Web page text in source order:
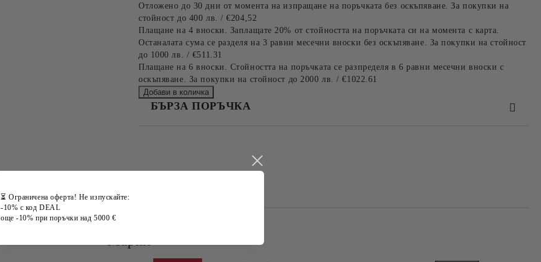
Отложено до 30 дни от момента на изпращане на поръчката без оскъпяване. За покупки на
стойност до 400 лв. / €204,52
Плащане на 4 вноски. Заплащате 20% от стойността на поръчката си на момента с карта.
Останалата сума се разделя на 3 равни месечни вноски без оскъпяване. За покупки на стойност
до 1000 лв. / €511.31
Плащане на 6 вноски. Стойността на поръчката се разпределя в 6 равни месечни вноски с
оскъпяване. За покупки на стойност до 2000 лв. / €1022.61
БЪРЗА ПОРЪЧКА
Съгласен съм сПолитиката за лични данни
⏳ Ограничена оферта! Не изпускайте:
-10% с код DEAL
още -10% при поръчки над 5000 €